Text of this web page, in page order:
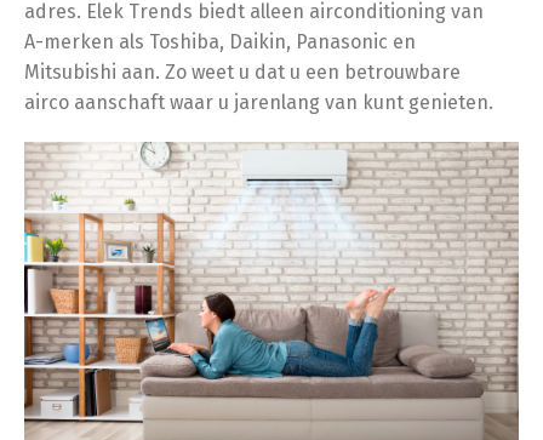
adres. Elek Trends biedt alleen airconditioning van
A-merken als Toshiba, Daikin, Panasonic en
Mitsubishi aan. Zo weet u dat u een betrouwbare
airco aanschaft waar u jarenlang van kunt genieten.